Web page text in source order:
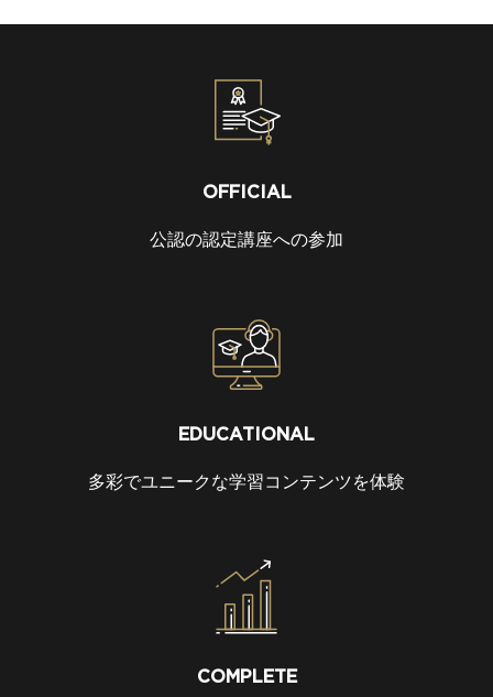
OFFICIAL
公認の認定講座への参加
EDUCATIONAL
多彩でユニークな学習コンテンツを体験
COMPLETE